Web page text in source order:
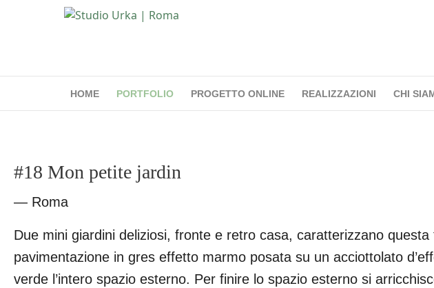
HOME PORTFOLIO PROGETTO ONLINE REALIZZAZIONI CHI
#18 Mon petite jardin
— Roma
Due mini giardini deliziosi, fronte e retro casa, caratterizzano
pavimentazione in gres effetto marmo posata su un acciottolato
verde l’intero spazio esterno. Per finire lo spazio esterno si